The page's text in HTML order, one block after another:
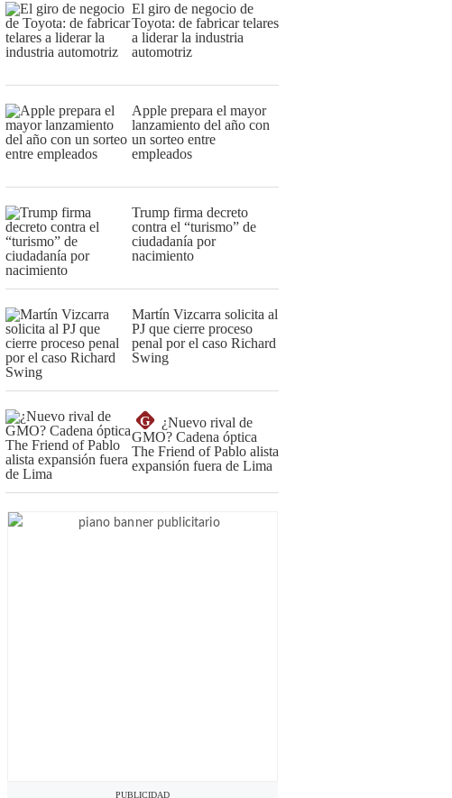
El giro de negocio de
Toyota: de fabricar telares
a liderar la industria
automotriz
Apple prepara el mayor
lanzamiento del año con
un sorteo entre
empleados
Trump firma decreto
contra el “turismo” de
ciudadanía por
nacimiento
Martín Vizcarra solicita al
PJ que cierre proceso
penal por el caso Richard
Swing
G
¿Nuevo rival de
GMO? Cadena óptica
The Friend of Pablo alista
expansión fuera de Lima